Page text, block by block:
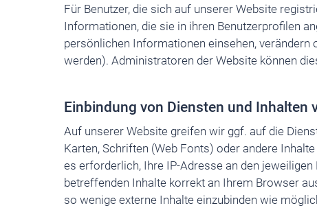
Für Benutzer, die sich auf unserer Website
Informationen, die sie in ihren Benutzerprofilen
persönlichen Informationen einsehen, verändern
werden). Administratoren der Website können
Einbindung von Diensten und Inhalten
Auf unserer Website greifen wir ggf. auf die
Karten, Schriften (Web Fonts) oder andere
es erforderlich, Ihre IP-Adresse an den
betreffenden Inhalte korrekt an Ihrem Browser
so wenige externe Inhalte einzubinden wie